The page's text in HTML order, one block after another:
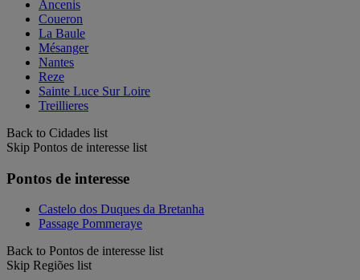
Ancenis
Coueron
La Baule
Mésanger
Nantes
Reze
Sainte Luce Sur Loire
Treillieres
Back to Cidades list
Skip Pontos de interesse list
Pontos de interesse
Castelo dos Duques da Bretanha
Passage Pommeraye
Back to Pontos de interesse list
Skip Regiões list